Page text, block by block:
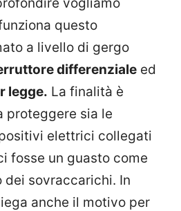
questo
a livello di gergo
differenziale ed
legge. La finalità è
proteggere sia le
elettrici collegati
fosse un guasto come
dei sovraccarichi. In
anche il motivo per